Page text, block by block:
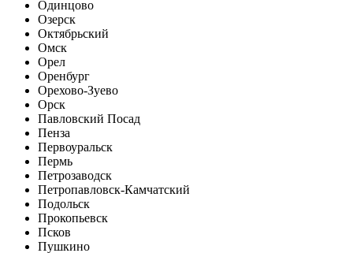
Одинцово
Озерск
Октябрьский
Омск
Орел
Оренбург
Орехово-Зуево
Орск
Павловский Посад
Пенза
Первоуральск
Пермь
Петрозаводск
Петропавловск-Камчатский
Подольск
Прокопьевск
Псков
Пушкино